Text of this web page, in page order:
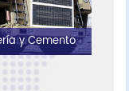
y Cemento